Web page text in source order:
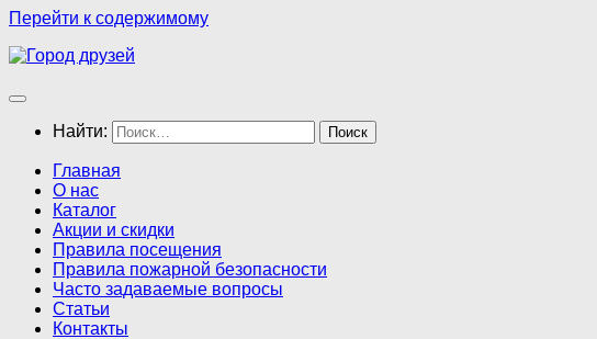
Перейти к содержимому
Найти:
Главная
О нас
Каталог
Акции и скидки
Правила посещения
Правила пожарной безопасности
Часто задаваемые вопросы
Статьи
Контакты